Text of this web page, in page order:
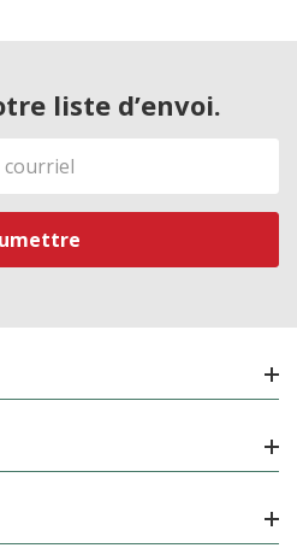
liste d’envoi.